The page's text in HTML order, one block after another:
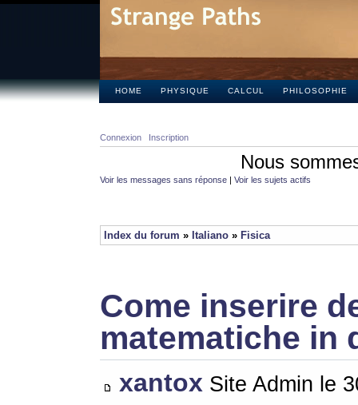
HOME PHYSIQUE CALCUL PHILOSOPHIE
Connexion Inscription
Nous
Voir les messages sans réponse | Voir les sujets actifs
Index du forum » Italiano » Fisica
Come inserire
matematiche in
xantox Site Admin le